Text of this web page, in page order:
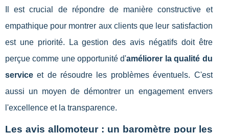
Il est crucial de répondre de manière constructive et
empathique pour montrer aux clients que leur satisfaction
est une priorité. La gestion des avis négatifs doit être
perçue comme une opportunité d'améliorer la qualité du
service et de résoudre les problèmes éventuels. C'est
aussi un moyen de démontrer un engagement envers
l'excellence et la transparence.
Les avis allomoteur : un baromètre pour les